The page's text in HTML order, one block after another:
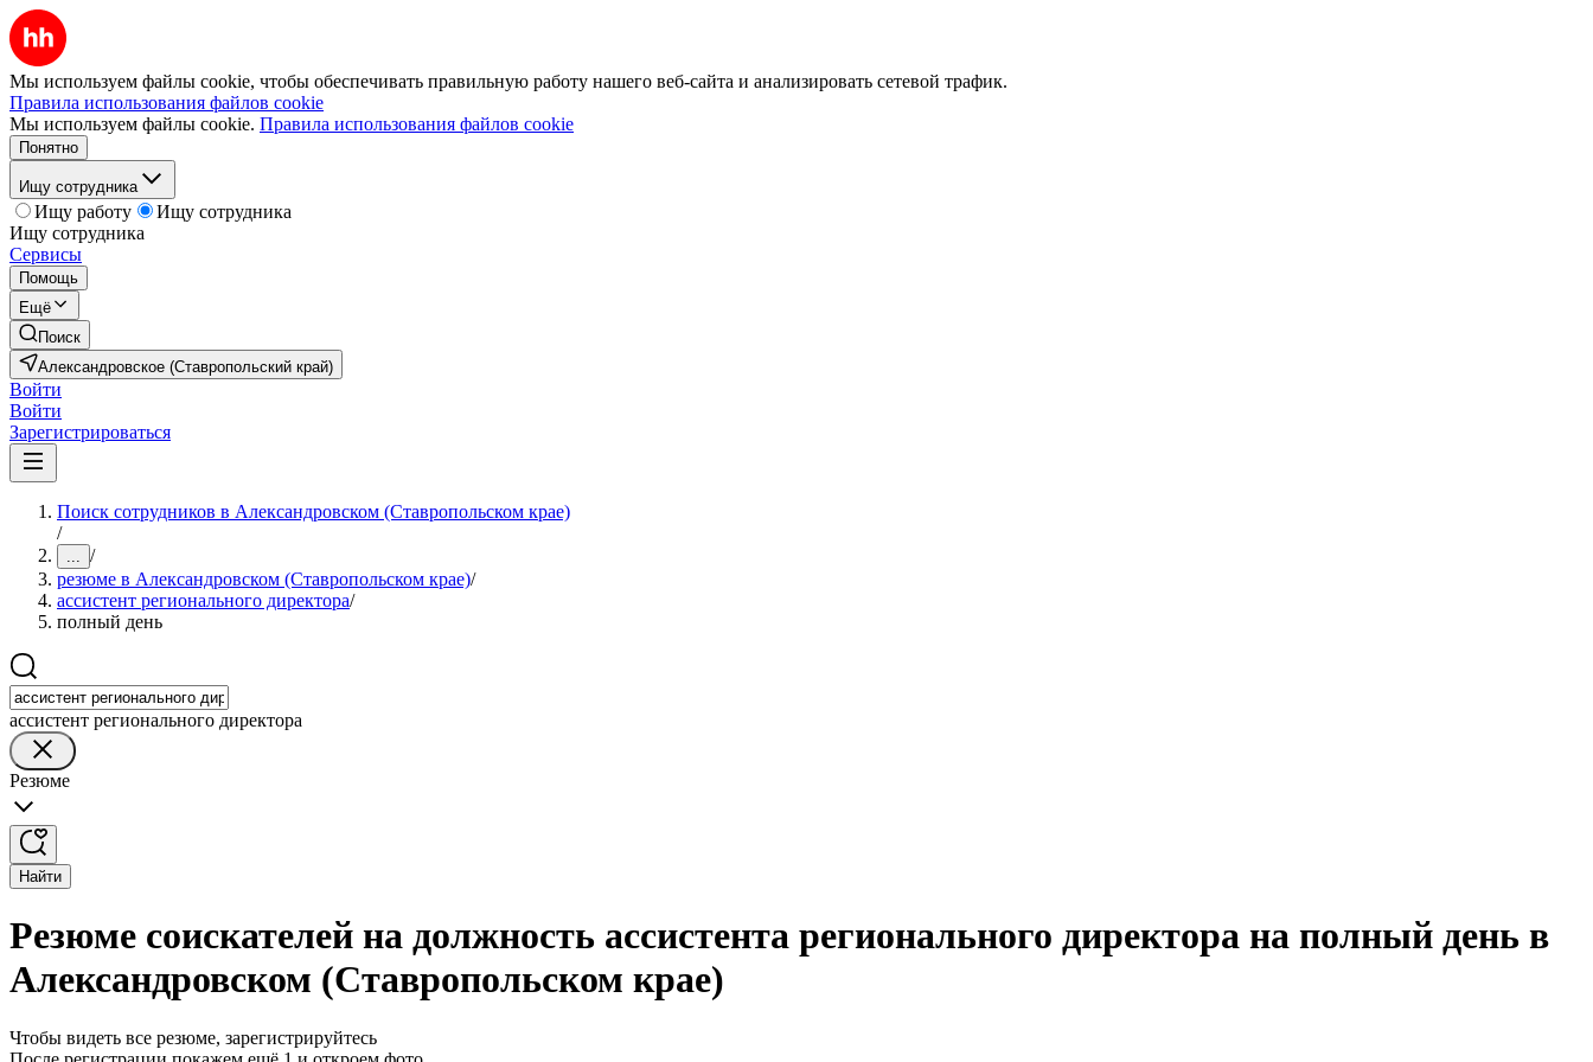
Мы используем файлы cookie, чтобы обеспечивать правильную работу нашего веб-сайта и анализировать сетевой трафик.
Правила использования файлов cookie
Мы используем файлы cookie. Правила использования файлов cookie
Понятно
Ищу сотрудника
Ищу работу
Ищу сотрудника
Ищу сотрудника
Сервисы
Помощь
Ещё
Поиск
Александровское (Ставропольский край)
Войти
Войти
Зарегистрироваться
Поиск сотрудников в Александровском (Ставропольском крае)
/
... /
резюме в Александровском (Ставропольском крае)/
ассистент регионального директора/
полный день
ассистент регионального директора
Резюме
Найти
Резюме соискателей на должность ассистента регионального директора на полный день в
Александровском (Ставропольском крае)
Чтобы видеть все резюме, зарегистрируйтесь